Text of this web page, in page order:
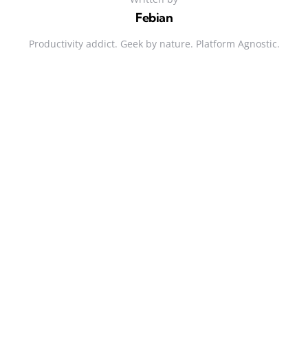
Febian
Productivity addict. Geek by nature. Platform Agnostic.